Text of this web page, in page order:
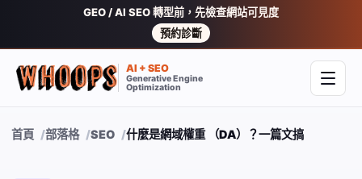
GEO / AI SEO 轉型前，先檢查網站可見度
預約診斷
AI + SEO
Generative Engine
Optimization
開啟
首頁 部落格 SEO 什麼是網域權重 （DA）？一篇文搞懂